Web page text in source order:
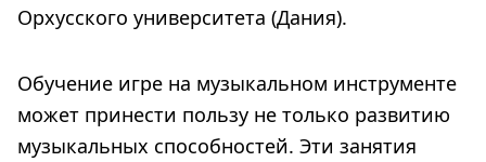
Орхусского университета (Дания).
Обучение игре на музыкальном инструменте
может принести пользу не только развитию
музыкальных способностей. Эти занятия